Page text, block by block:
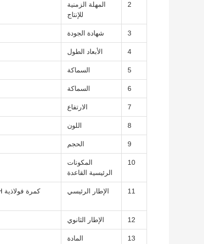
2
المهلة الزمنية
للإنتاج
3 شهادة الجودة
4 الأبعاد الطول
5 السماكة
6 السماكة
7 الارتفاع
8 اللون
9 الحجم
10
المكونات
الرئيسية القاعدة
11 الإطار الرئيسي
12 الإطار الثانوي
13 المادة